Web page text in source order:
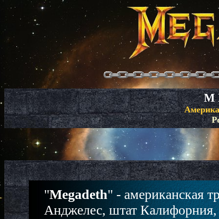
M
"Megadeth" - американская
Анджелес, штат